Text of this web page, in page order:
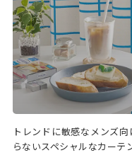
トレンドに敏感なメンズ
らないスペシャルなカーテ